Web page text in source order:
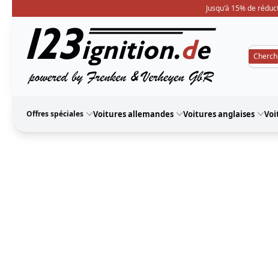
Jusqu'à 15% de
123ignition
Offres spéciales Voitures allemandes Voitures anglaises